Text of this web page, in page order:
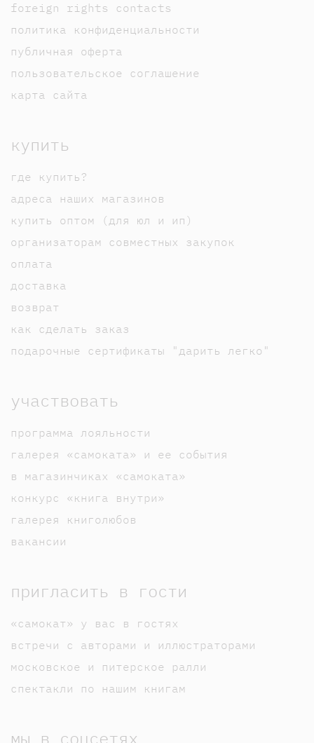
foreign rights contacts
политика конфиденциальности
публичная оферта
пользовательское соглашение
карта сайта
купить
где купить?
адреса наших магазинов
купить оптом (для юл и ип)
организаторам совместных закупок
оплата
доставка
возврат
как сделать заказ
подарочные сертификаты "дарить легко"
участвовать
программа лояльности
галерея «самоката» и ее события
в магазинчиках «самоката»
конкурс «книга внутри»
галерея книголюбов
вакансии
пригласить в гости
«самокат» у вас в гостях
встречи с авторами и иллюстраторами
московское и питерское ралли
спектакли по нашим книгам
мы в соцсетях